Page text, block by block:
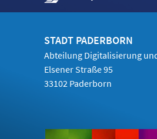
in
einem
Tab)
STADT PADERBORN
Abteilung Digitalisierung
Elsener Straße 95
33102 Paderborn